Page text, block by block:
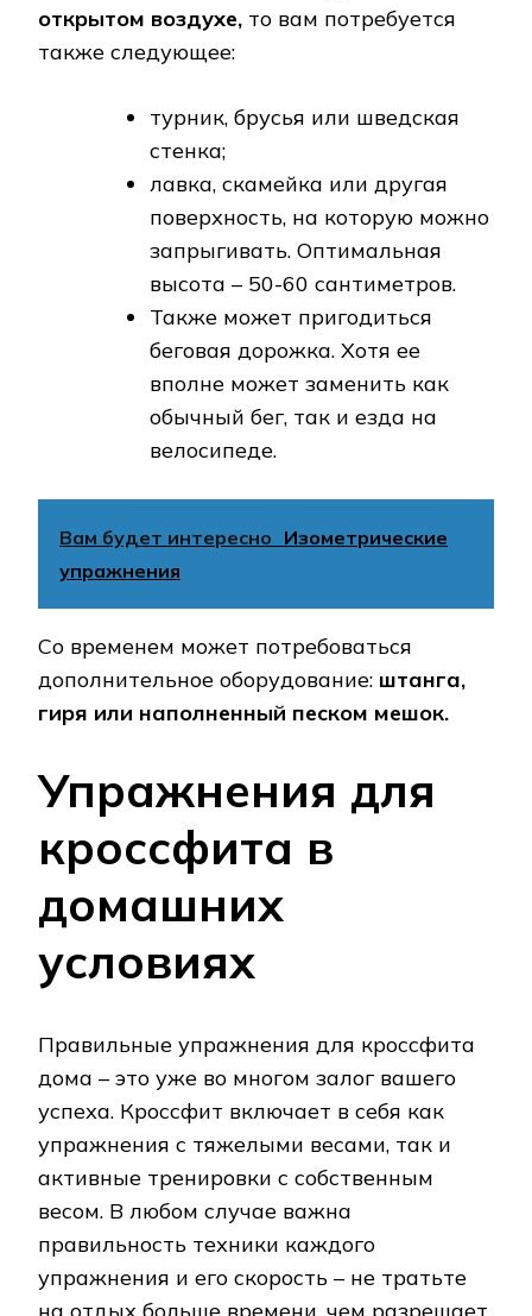
открытом воздухе, то вам потребуется
также следующее:
турник, брусья или шведская
стенка;
лавка, скамейка или другая
поверхность, на которую можно
запрыгивать. Оптимальная
высота – 50-60 сантиметров.
Также может пригодиться
беговая дорожка. Хотя ее
вполне может заменить как
обычный бег, так и езда на
велосипеде.
Вам будет интересно Изометрические
упражнения
Со временем может потребоваться
дополнительное оборудование: штанга,
гиря или наполненный песком мешок.
Упражнения для
кроссфита в
домашних
условиях
Правильные упражнения для кроссфита
дома – это уже во многом залог вашего
успеха. Кроссфит включает в себя как
упражнения с тяжелыми весами, так и
активные тренировки с собственным
весом. В любом случае важна
правильность техники каждого
упражнения и его скорость – не тратьте
на отдых больше времени, чем разрешает